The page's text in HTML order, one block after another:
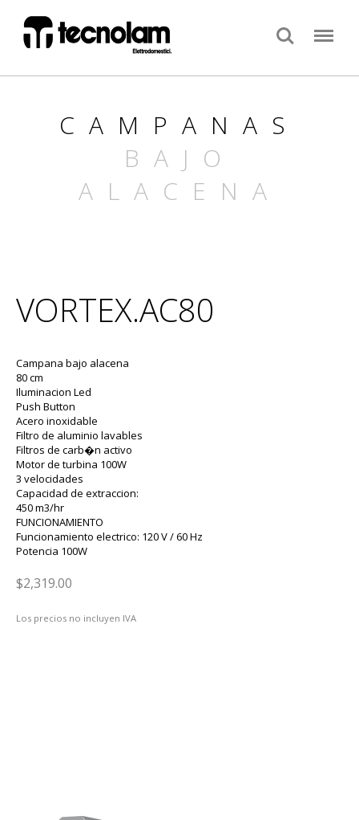
Search Menu
CAMPANAS
BAJO
ALACENA
VORTEX.AC80
Campana bajo alacena
80 cm
Iluminacion Led
Push Button
Acero inoxidable
Filtro de aluminio lavables
Filtros de carb�n activo
Motor de turbina 100W
3 velocidades
Capacidad de extraccion:
450 m3/hr
FUNCIONAMIENTO
Funcionamiento electrico: 120 V / 60 Hz
Potencia 100W
$2,319.00
Los precios no incluyen IVA